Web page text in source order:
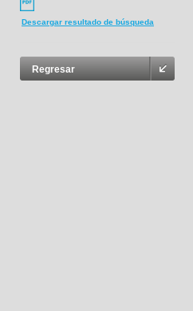
Descargar resultado de búsqueda
Regresar